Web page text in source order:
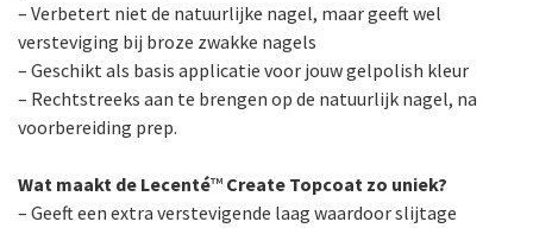
– Verbetert niet de natuurlijke nagel, maar geeft wel
versteviging bij broze zwakke nagels
– Geschikt als basis applicatie voor jouw gelpolish kleur
– Rechtstreeks aan te brengen op de natuurlijk nagel, na
voorbereiding prep.
Wat maakt de Lecenté™ Create Topcoat zo uniek?
– Geeft een extra verstevigende laag waardoor slijtage